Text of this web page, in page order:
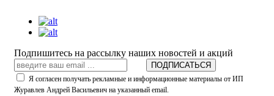
Подпишитесь на рассылку наших новостей и акций
ПОДПИСАТЬСЯ
Я согласен получать рекламные и информационные материалы от ИП
Журавлев Андрей Васильевич на указанный email.